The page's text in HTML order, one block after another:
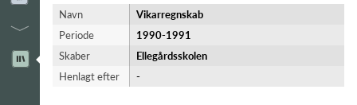
Navn
Vikarregnskab
Periode
1990-​1991
Skaber
Ellegårdsskolen
Henlagt efter
-